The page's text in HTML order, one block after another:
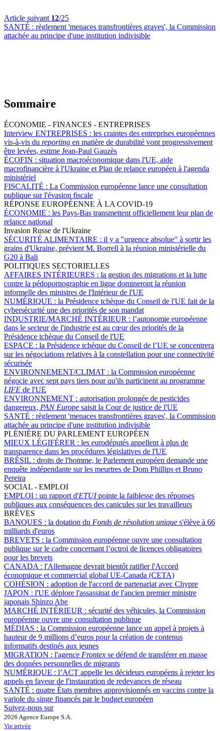
Article suivant 12/25
SANTÉ : règlement 'menaces transfrontières graves', la Commission
attachée au principe d'une institution indivisible
Sommaire
ÉCONOMIE - FINANCES - ENTREPRISES
Interview ENTREPRISES : les craintes des entreprises européennes
vis-à-vis du reporting en matière de durabilité vont progressivement
être levées, estime Jean-Paul Gauzès
ÉCOFIN : situation macroéconomique dans l'UE, aide
macrofinancière à l'Ukraine et Plan de relance européen à l'agenda
ministériel
FISCALITÉ : La Commission européenne lance une consultation
publique sur l'évasion fiscale
RÉPONSE EUROPÉENNE À LA COVID-19
ÉCONOMIE : les Pays-Bas transmettent officiellement leur plan de
relance national
Invasion Russe de l'Ukraine
SÉCURITÉ ALIMENTAIRE : il y a "urgence absolue" à sortir les
grains d'Ukraine, prévient M. Borrell à la réunion ministérielle du
G20 à Bali
POLITIQUES SECTORIELLES
AFFAIRES INTÉRIEURES : la gestion des migrations et la lutte
contre la pédopornographie en ligne domineront la réunion
informelle des ministres de l'Intérieur de l'UE
NUMÉRIQUE : la Présidence tchèque du Conseil de l'UE fait de la
cybersécurité une des priorités de son mandat
INDUSTRIE/MARCHÉ INTÉRIEUR : l’autonomie européenne
dans le secteur de l'industrie est au cœur des priorités de la
Présidence tchèque du Conseil de l'UE
ESPACE : la Présidence tchèque du Conseil de l’UE se concentrera
sur les négociations relatives à la constellation pour une connectivité
sécurisée
ENVIRONNEMENT/CLIMAT : la Commission européenne
négocie avec sept pays tiers pour qu'ils participent au programme
LIFE de l'UE
ENVIRONNEMENT : autorisation prolongée de pesticides
dangereux, PAN Europe saisit la Cour de justice de l'UE
SANTÉ : règlement 'menaces transfrontières graves', la Commission
attachée au principe d'une institution indivisible
PLÉNIÈRE DU PARLEMENT EUROPÉEN
MIEUX LÉGIFÉRER : les eurodéputés appellent à plus de
transparence dans les procédures législatives de l'UE
BRÉSIL : droits de l'homme, le Parlement européen demande une
enquête indépendante sur les meurtres de Dom Phillips et Bruno
Pereira
SOCIAL - EMPLOI
EMPLOI : un rapport d'ETUIpointe la faiblesse des réponses
publiques aux conséquences des canicules sur les travailleurs
BRÈVES
BANQUES : la dotation du Fonds de résolution unique s'élève à 66
milliards d'euros
BREVETS : la Commission européenne ouvre une consultation
publique sur le cadre concernant l’octroi de licences obligatoires
pour les brevets
CANADA : l'Allemagne devrait bientôt ratifier l'Accord
économique et commercial global UE-Canada (CETA)
COHÉSION : adoption de l'accord de partenariat avec Chypre
JAPON : l'UE déplore l'assassinat de l'ancien premier ministre
japonais Shinzo Abe
MARCHÉ INTÉRIEUR : sécurité des véhicules, la Commission
européenne ouvre une consultation publique
MÉDIAS : la Commission européenne lance un appel à projets à
hauteur de 9 millions d’euros pour la création de contenus
informatifs destinés aux jeunes
MIGRATION : l'agence Frontex se défend de transférer en masse
des données personnelles de migrants
NUMÉRIQUE : l’ACT appelle les décideurs européens à rejeter les
appels en faveur de l'instauration de redevances de réseau
SANTÉ : quatre États membres approvisionnés en vaccins contre la
variole du singe financés par le budget européen
Suivez-nous sur
2026 Agence Europe S.A.
Vie privée